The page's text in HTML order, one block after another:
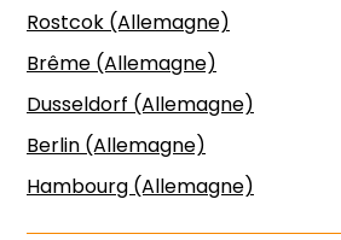
Rostcok (Allemagne)
Brême (Allemagne)
Dusseldorf (Allemagne)
Berlin (Allemagne)
Hambourg (Allemagne)